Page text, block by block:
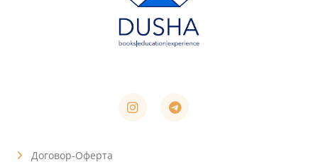
Договор-Оферта